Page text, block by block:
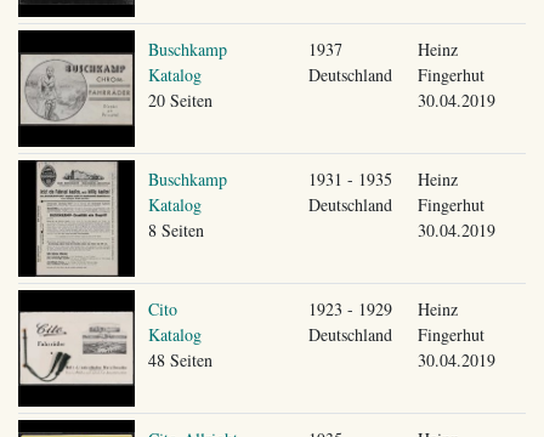
Buschkamp
Katalog
20 Seiten
1937
Deutschland
Heinz
Fingerhut
30.04.2019
Buschkamp
Katalog
8 Seiten
1931 - 1935
Deutschland
Heinz
Fingerhut
30.04.2019
Cito
Katalog
48 Seiten
1923 - 1929
Deutschland
Heinz
Fingerhut
30.04.2019